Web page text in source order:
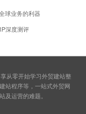
球业务的利器
深度测评
从零开始学习外贸建站整
站程序等，一站式外贸网
及运营的难题。